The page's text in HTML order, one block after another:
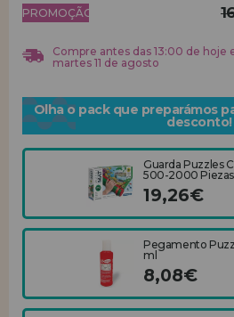
PROMOÇÃO!
Compre antes das 13:00 de hoje
martes 11 de agosto
Olha o pack que preparámos
desconto!
Guarda Puzzles
500-2000 Piezas
19,26€
Pegamento
ml
8,08€